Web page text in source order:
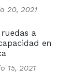
20, 2021
a
en
15, 2021